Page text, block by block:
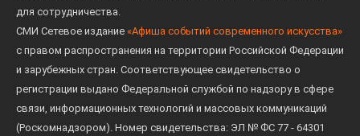
для сотрудничества.
СМИ Сетевое издание «Афиша событий современного искусства»
с правом распространения на территории Российской Федерации
и зарубежных стран. Соответствующее свидетельство о
регистрации выдано Федеральной службой по надзору в сфере
связи, информационных технологий и массовых коммуникаций
(Роскомнадзором). Номер свидетельства: ЭЛ № ФС 77 - 64301